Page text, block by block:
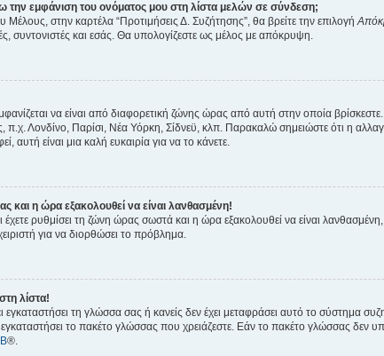
εμφάνιση του ονόματος μου στη λίστα μελών σε σύνδεση;
Μέλους, στην καρτέλα “Προτιμήσεις Δ. Συζήτησης”, θα βρείτε την επιλογή
συντονιστές και εσάς. Θα υπολογίζεστε ως μέλος με απόκρυψη.
να είναι από διαφορετική ζώνης ώρας από αυτή στην οποία
π.χ. Λονδίνο, Παρίσι, Νέα Υόρκη, Σίδνεϋ, κλπ. Παρακαλώ σημειώστε ότι η
αυτή είναι μια καλή ευκαιρία για να το κάνετε.
και η ώρα εξακολουθεί να είναι λανθασμένη!
έχετε ρυθμίσει τη ζώνη ώρας σωστά και η ώρα εξακολουθεί να είναι
για να διορθώσει το πρόβλημα.
λίστα!
εγκαταστήσει τη γλώσσα σας ή κανείς δεν έχει μεταφράσει αυτό το
το πακέτο γλώσσας που χρειάζεστε. Εάν το πακέτο γλώσσας δεν
®.